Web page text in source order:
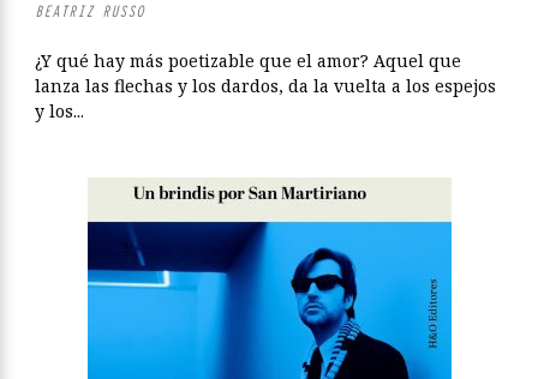
BEATRIZ RUSSO
¿Y qué hay más poetizable que el amor? Aquel que
lanza las flechas y los dardos, da la vuelta a los espejos
y los...